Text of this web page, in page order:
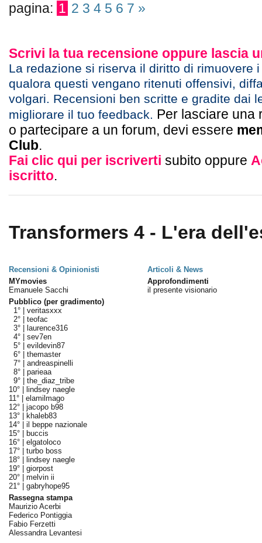
pagina: 1 2 3 4 5 6 7 »
Scrivi la tua recensione oppure lascia
La redazione si riserva il diritto di rimuovere
qualora questi vengano ritenuti offensivi,
volgari. Recensioni ben scritte e gradite dai
migliorare il tuo feedback. Per lasciare una
o partecipare a un forum, devi essere
Club.
Fai clic qui per iscriverti subito oppure
iscritto.
Transformers 4 - L'era
Recensioni & Opinionisti
Articoli & News
MYmovies
Emanuele Sacchi
Pubblico (per gradimento)
1° | veritasxxx
2° | teofac
3° |
laurence316
4° | sev7en
5° | evildevin87
6° | themaster
7° | andreaspinelli
8° | parieaa
9° | the_diaz_tribe
10° |
lindsey naegle
11° | elamilmago
12° | jacopo b98
13° |
khaleb83
14° | il beppe nazionale
15° |
buccis
16° | elgatoloco
17° | turbo boss
18° |
lindsey naegle
19° | giorpost
20° | melvin ii
21° | gabryhope95
Rassegna stampa
Maurizio Acerbi
Federico Pontiggia
Fabio Ferzetti
Alessandra Levantesi
Approfondimenti
il presente visionario